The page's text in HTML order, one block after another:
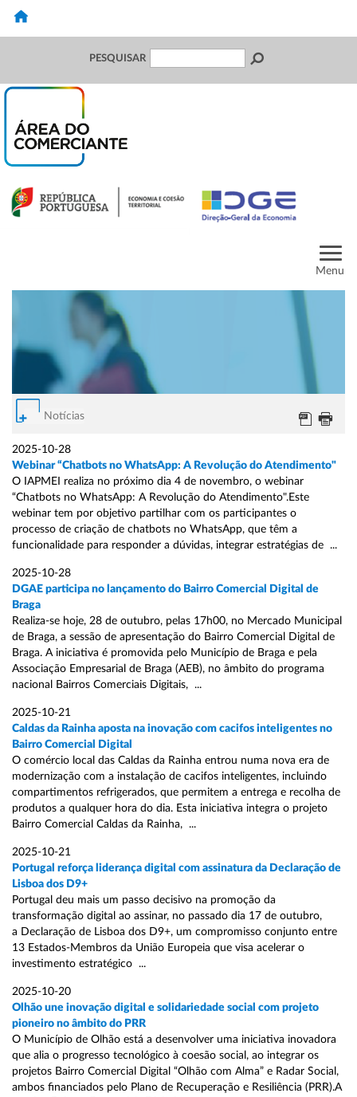
PESQUISAR
Menu
Notícias
2025-10-28
Webinar “Chatbots no WhatsApp: A Revolução do Atendimento"
O IAPMEI realiza no próximo dia 4 de novembro, o webinar
“Chatbots no WhatsApp: A Revolução do Atendimento".Este
webinar tem por objetivo partilhar com os participantes o
processo de criação de chatbots no WhatsApp, que têm a
funcionalidade para responder a dúvidas, integrar estratégias de ...
2025-10-28
DGAE participa no lançamento do Bairro Comercial Digital de
Braga
Realiza-se hoje, 28 de outubro, pelas 17h00, no Mercado Municipal
de Braga, a sessão de apresentação do Bairro Comercial Digital de
Braga. A iniciativa é promovida pelo Município de Braga e pela
Associação Empresarial de Braga (AEB), no âmbito do programa
nacional Bairros Comerciais Digitais, ...
2025-10-21
Caldas da Rainha aposta na inovação com cacifos inteligentes no
Bairro Comercial Digital
O comércio local das Caldas da Rainha entrou numa nova era de
modernização com a instalação de cacifos inteligentes, incluindo
compartimentos refrigerados, que permitem a entrega e recolha de
produtos a qualquer hora do dia. Esta iniciativa integra o projeto
Bairro Comercial Caldas da Rainha, ...
2025-10-21
Portugal reforça liderança digital com assinatura da Declaração de
Lisboa dos D9+
Portugal deu mais um passo decisivo na promoção da
transformação digital ao assinar, no passado dia 17 de outubro,
a Declaração de Lisboa dos D9+, um compromisso conjunto entre
13 Estados-Membros da União Europeia que visa acelerar o
investimento estratégico ...
2025-10-20
Olhão une inovação digital e solidariedade social com projeto
pioneiro no âmbito do PRR
O Município de Olhão está a desenvolver uma iniciativa inovadora
que alia o progresso tecnológico à coesão social, ao integrar os
projetos Bairro Comercial Digital “Olhão com Alma” e Radar Social,
ambos financiados pelo Plano de Recuperação e Resiliência (PRR).A